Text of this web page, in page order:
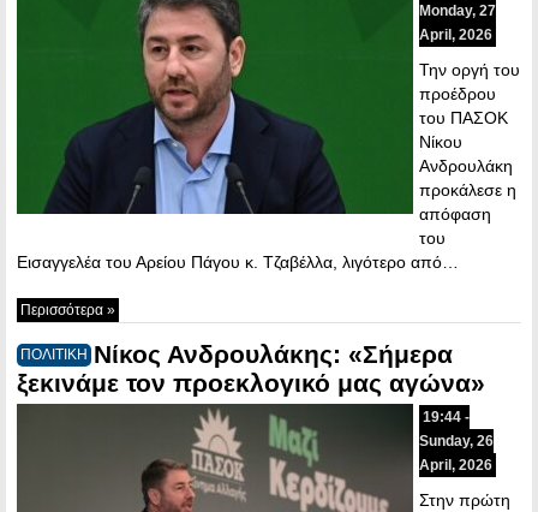
Monday, 27
April, 2026
Την οργή του
προέδρου
του ΠΑΣΟΚ
Νίκου
Ανδρουλάκη
προκάλεσε η
απόφαση
του
Εισαγγελέα του Αρείου Πάγου κ. Τζαβέλλα, λιγότερο από…
Περισσότερα »
ΠΟΛΙΤΙΚΗ Νίκος Ανδρουλάκης: «Σήμερα
ξεκινάμε τον προεκλογικό μας αγώνα»
19:44 -
Sunday, 26
April, 2026
Στην πρώτη